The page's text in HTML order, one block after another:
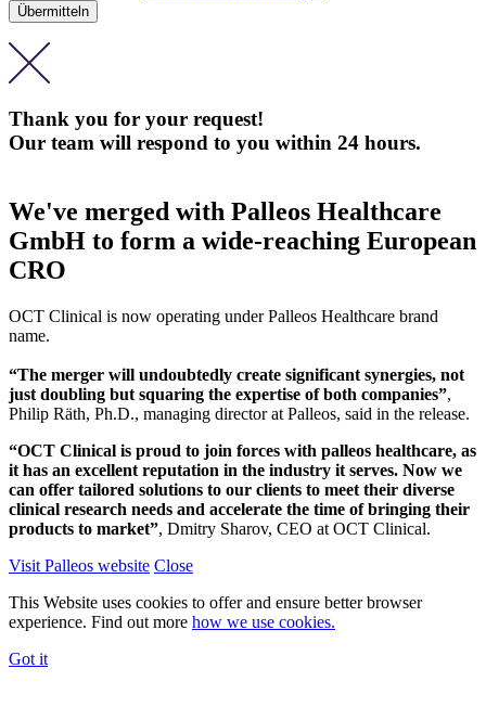
Thank you for your request!
Our team will respond to you within 24 hours.
We've merged with Palleos Healthcare
GmbH to form a wide-reaching European
CRO
OCT Clinical is now operating under Palleos Healthcare brand
name.
“The merger will undoubtedly create significant synergies, not
just doubling but squaring the expertise of both companies”,
Philip Räth, Ph.D., managing director at Palleos, said in the release.
“OCT Clinical is proud to join forces with palleos healthcare, as
it has an excellent reputation in the industry it serves. Now we
can offer tailored solutions to our clients to meet their diverse
clinical research needs and accelerate the time of bringing their
products to market”, Dmitry Sharov, CEO at OCT Clinical.
Visit Palleos website Close
This Website uses cookies to offer and ensure better browser
experience. Find out more how we use cookies.
Got it